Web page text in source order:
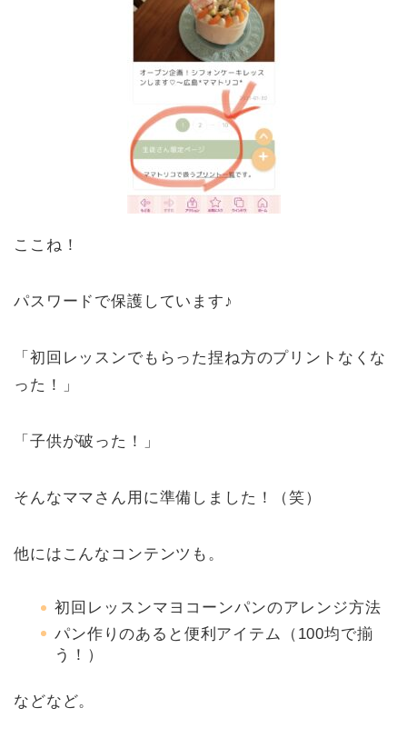
ここね！
パスワードで保護しています♪
「初回レッスンでもらった捏ね方のプリントなくな
った！」
「子供が破った！」
そんなママさん用に準備しました！（笑）
他にはこんなコンテンツも。
初回レッスンマヨコーンパンのアレンジ方法
パン作りのあると便利アイテム（100均で揃
う！）
などなど。